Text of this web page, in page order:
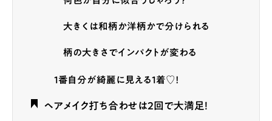
大きくは和柄か洋柄かで分けられる
柄の大きさでインパクトが変わる
1番自分が綺麗に見える1着♡！
ヘアメイク打ち合わせは2回で大満足！